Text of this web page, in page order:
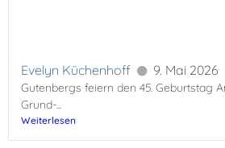
Evelyn Küchenhoff 9. Mai 2026
Gutenbergs feiern den 45. Geburtstag
Grund-...
Weiterlesen